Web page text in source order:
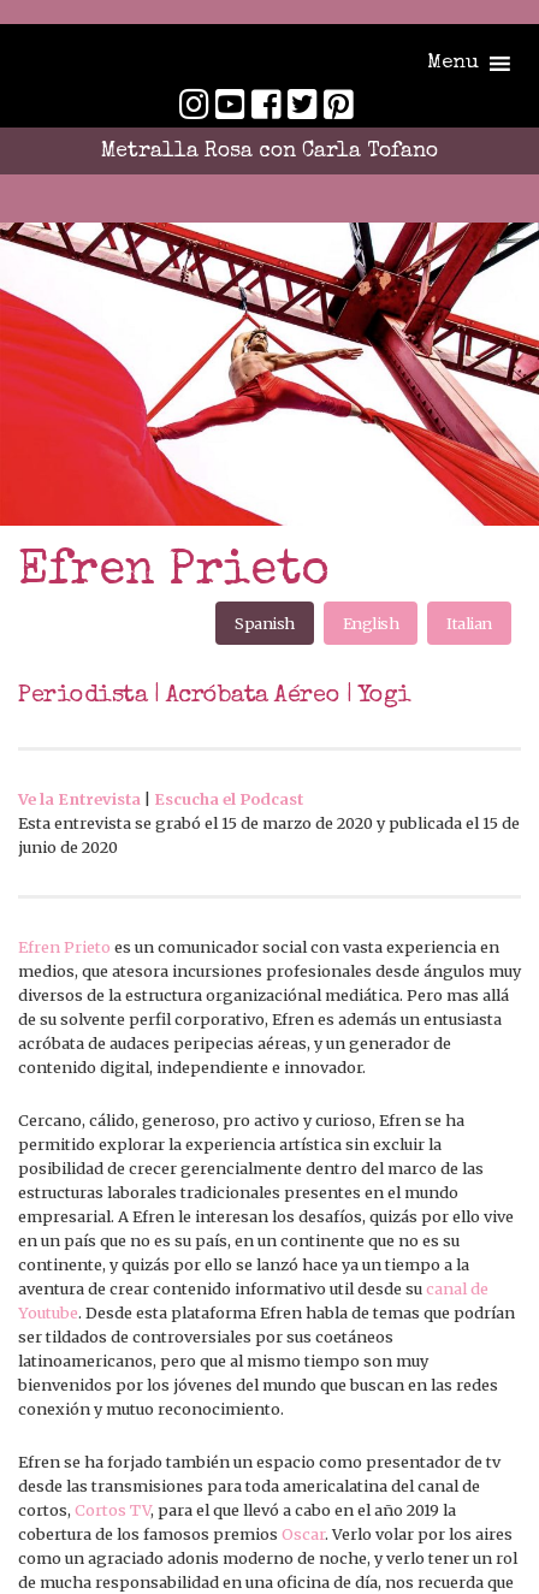
Menu
Metralla Rosa con Carla Tofano
Efren Prieto
Spanish English Italian
Periodista | Acróbata Aéreo | Yogi
Ve la Entrevista
Escucha el Podcast
Esta entrevista se grabó el 15 de marzo de 2020 y publicada el 15 de
junio de 2020
Efren Prieto es un comunicador social con vasta experiencia en
medios, que atesora incursiones profesionales desde ángulos muy
diversos de la estructura organizaciónal mediática. Pero mas allá
de su solvente perfil corporativo, Efren es además un entusiasta
acróbata de audaces peripecias aéreas, y un generador de
contenido digital, independiente e innovador.
Cercano, cálido, generoso, pro activo y curioso, Efren se ha
permitido explorar la experiencia artística sin excluir la
posibilidad de crecer gerencialmente dentro del marco de las
estructuras laborales tradicionales presentes en el mundo
empresarial. A Efren le interesan los desafíos, quizás por ello vive
en un país que no es su país, en un continente que no es su
continente, y quizás por ello se lanzó hace ya un tiempo a la
aventura de crear contenido informativo util desde sucanal de
Youtube. Desde esta plataforma Efren habla de temas que podrían
ser tildados de controversiales por sus coetáneos
latinoamericanos, pero que al mismo tiempo son muy
bienvenidos por los jóvenes del mundo que buscan en las redes
conexión y mutuo reconocimiento.
Efren se ha forjado también un espacio como presentador de tv
desde las transmisiones para toda americalatina del canal de
cortos, Cortos TV, para el que llevó a cabo en el año 2019 la
cobertura de los famosos premios Oscar. Verlo volar por los aires
como un agraciado adonis moderno de noche, y verlo tener un rol
de mucha responsabilidad en una oficina de día, nos recuerda que